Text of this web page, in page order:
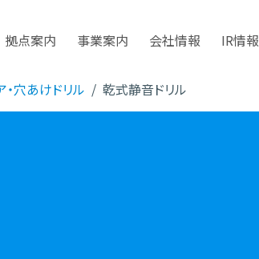
拠点案内 事業案内 会社情報 IR情報
・穴あけドリル 乾式静音ドリル